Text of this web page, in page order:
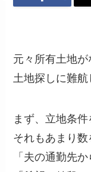
元々所有土地
土地探しに難航
まず、立地条
それもあまり
「夫の通勤先